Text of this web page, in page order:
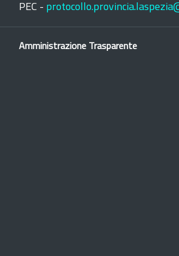
PEC -
Amministrazione Trasparente